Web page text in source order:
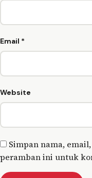
Email *
Website
Simpan nama,
peramban ini untuk